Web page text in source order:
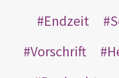
Endzeit
Vorschrift